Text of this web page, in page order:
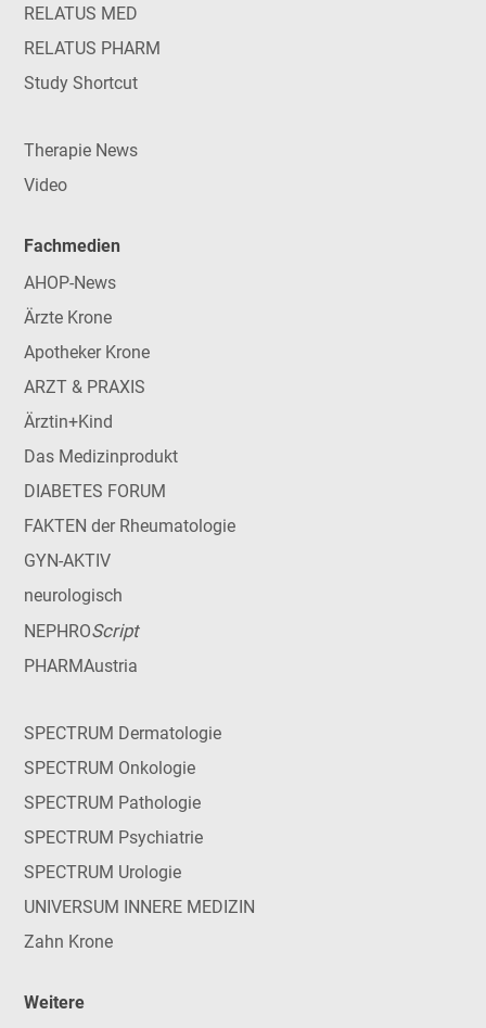
RELATUS MED
RELATUS PHARM
Study Shortcut
Therapie News
Video
Fachmedien
AHOP-News
Ärzte Krone
Apotheker Krone
ARZT & PRAXIS
Ärztin+Kind
Das Medizinprodukt
DIABETES FORUM
FAKTEN der Rheumatologie
GYN-AKTIV
neurologisch
NEPHROScript
PHARMAustria
SPECTRUM Dermatologie
SPECTRUM Onkologie
SPECTRUM Pathologie
SPECTRUM Psychiatrie
SPECTRUM Urologie
UNIVERSUM INNERE MEDIZIN
Zahn Krone
Weitere